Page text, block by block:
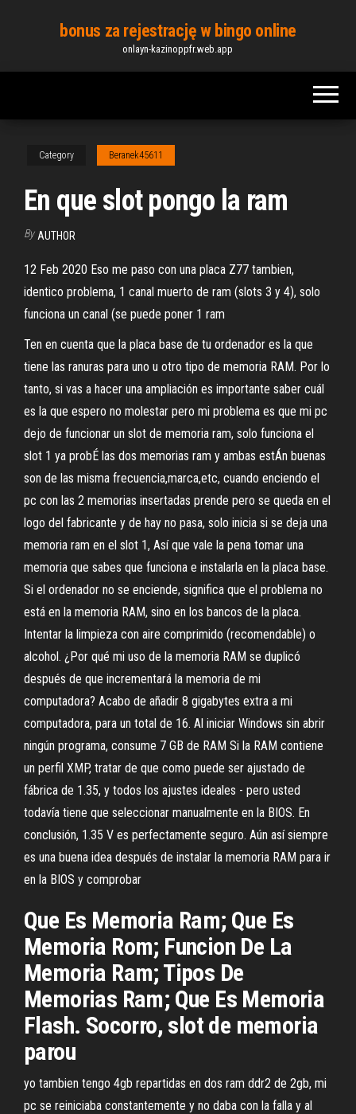
content
bonus za rejestrację w bingo online
onlayn-kazinoppfr.web.app
Category Beranek45611
En que slot pongo la ram
By AUTHOR
12 Feb 2020 Eso me paso con una placa Z77 tambien,
identico problema, 1 canal muerto de ram (slots 3 y 4), solo
funciona un canal (se puede poner 1 ram
Ten en cuenta que la placa base de tu ordenador es la que
tiene las ranuras para uno u otro tipo de memoria RAM. Por lo
tanto, si vas a hacer una ampliación es importante saber cuál
es la que espero no molestar pero mi problema es que mi pc
dejo de funcionar un slot de memoria ram, solo funciona el
slot 1 ya probÉ las dos memorias ram y ambas estÁn buenas
son de las misma frecuencia,marca,etc, cuando enciendo el
pc con las 2 memorias insertadas prende pero se queda en el
logo del fabricante y de hay no pasa, solo inicia si se deja una
memoria ram en el slot 1, Así que vale la pena tomar una
memoria que sabes que funciona e instalarla en la placa base.
Si el ordenador no se enciende, significa que el problema no
está en la memoria RAM, sino en los bancos de la placa.
Intentar la limpieza con aire comprimido (recomendable) o
alcohol. ¿Por qué mi uso de la memoria RAM se duplicó
después de que incrementará la memoria de mi
computadora? Acabo de añadir 8 gigabytes extra a mi
computadora, para un total de 16. Al iniciar Windows sin abrir
ningún programa, consume 7 GB de RAM Si la RAM contiene
un perfil XMP, tratar de que como puede ser ajustado de
fábrica de 1.35, y todos los ajustes ideales - pero usted
todavía tiene que seleccionar manualmente en la BIOS. En
conclusión, 1.35 V es perfectamente seguro. Aún así siempre
es una buena idea después de instalar la memoria RAM para ir
en la BIOS y comprobar
Que Es Memoria Ram; Que Es
Memoria Rom; Funcion De La
Memoria Ram; Tipos De
Memorias Ram; Que Es Memoria
Flash. Socorro, slot de memoria
parou
yo tambien tengo 4gb repartidas en dos ram ddr2 de 2gb, mi
pc se reiniciaba constantemente y no daba con la falla y al